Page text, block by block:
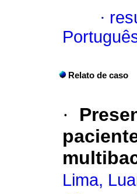
·
Relato de caso
·
Lima,